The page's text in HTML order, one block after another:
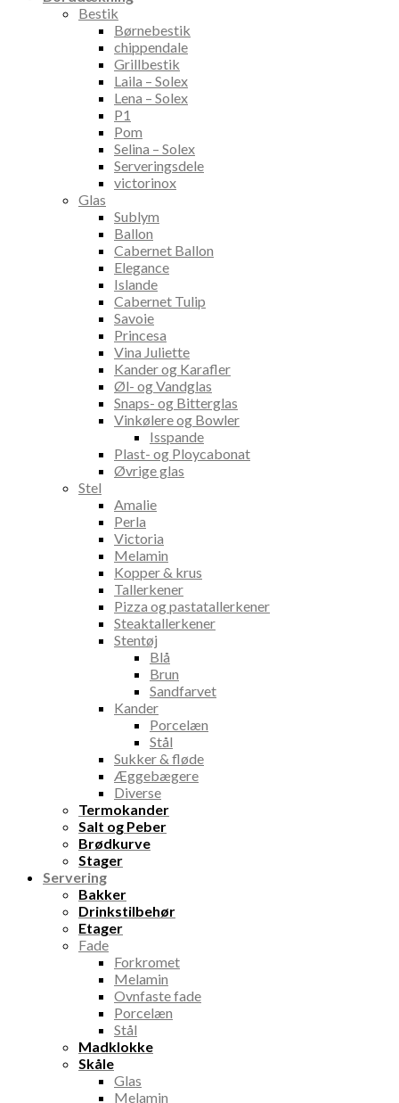
Bestik
Børnebestik
chippendale
Grillbestik
Laila – Solex
Lena – Solex
P1
Pom
Selina – Solex
Serveringsdele
victorinox
Glas
Sublym
Ballon
Cabernet Ballon
Elegance
Islande
Cabernet Tulip
Savoie
Princesa
Vina Juliette
Kander og Karafler
Øl- og Vandglas
Snaps- og Bitterglas
Vinkølere og Bowler
Isspande
Plast- og Ploycabonat
Øvrige glas
Stel
Amalie
Perla
Victoria
Melamin
Kopper & krus
Tallerkener
Pizza og pastatallerkener
Steaktallerkener
Stentøj
Blå
Brun
Sandfarvet
Kander
Porcelæn
Stål
Sukker & fløde
Æggebægere
Diverse
Termokander
Salt og Peber
Brødkurve
Stager
Servering
Bakker
Drinkstilbehør
Etager
Fade
Forkromet
Melamin
Ovnfaste fade
Porcelæn
Stål
Madklokke
Skåle
Glas
Melamin